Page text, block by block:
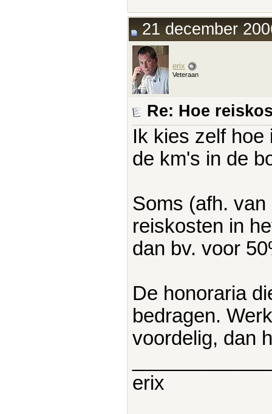
21 december
erix
Veteraan
Re: Hoe
Ik kies zelf
de km's in de
Soms (afh.
reiskosten in
dan bv. voor
De honoraria
bedragen.
voordelig, dan
erix